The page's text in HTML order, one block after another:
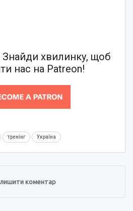
хвилинку, щоб
нас на Patreon!
тренінг Україна
коментар